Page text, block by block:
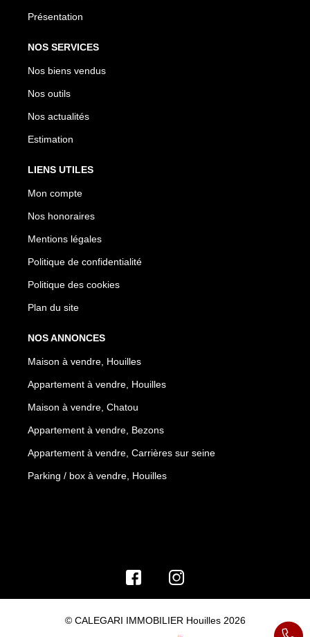
Présentation
NOS SERVICES
Nos biens vendus
Nos outils
Nos actualités
Estimation
LIENS UTILES
Mon compte
Nos honoraires
Mentions légales
Politique de confidentialité
Politique des cookies
Plan du site
NOS ANNONCES
Maison à vendre, Houilles
Appartement à vendre, Houilles
Maison à vendre, Chatou
Appartement à vendre, Bezons
Appartement à vendre, Carrières sur seine
Parking / box à vendre, Houilles
© CALEGARI IMMOBILIER Houilles 2026